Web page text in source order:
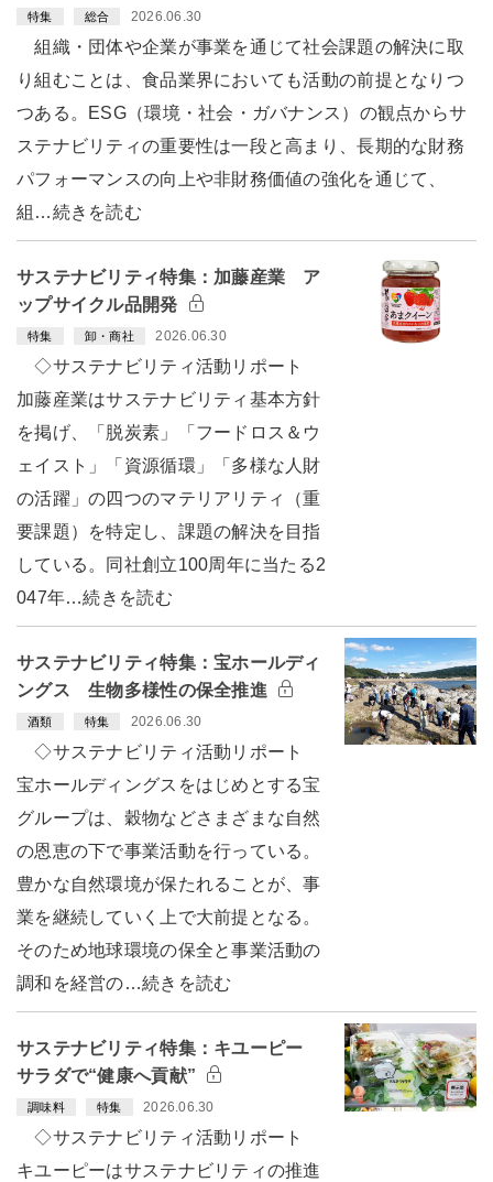
特集 総合 2026.06.30
組織・団体や企業が事業を通じて社会課題の解決に取
り組むことは、食品業界においても活動の前提となりつ
つある。ESG（環境・社会・ガバナンス）の観点からサ
ステナビリティの重要性は一段と高まり、長期的な財務
パフォーマンスの向上や非財務価値の強化を通じて、
組…続きを読む
サステナビリティ特集：加藤産業 ア
ップサイクル品開発
特集 卸・商社 2026.06.30
◇サステナビリティ活動リポート
加藤産業はサステナビリティ基本方針
を掲げ、「脱炭素」「フードロス＆ウ
ェイスト」「資源循環」「多様な人財
の活躍」の四つのマテリアリティ（重
要課題）を特定し、課題の解決を目指
している。同社創立100周年に当たる2
047年…続きを読む
サステナビリティ特集：宝ホールディ
ングス 生物多様性の保全推進
酒類 特集 2026.06.30
◇サステナビリティ活動リポート
宝ホールディングスをはじめとする宝
グループは、穀物などさまざまな自然
の恩恵の下で事業活動を行っている。
豊かな自然環境が保たれることが、事
業を継続していく上で大前提となる。
そのため地球環境の保全と事業活動の
調和を経営の…続きを読む
サステナビリティ特集：キユーピー
サラダで“健康へ貢献”
調味料 特集 2026.06.30
◇サステナビリティ活動リポート
キユーピーはサステナビリティの推進